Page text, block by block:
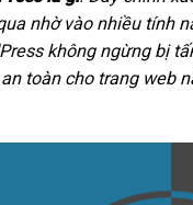
nhờ vào nhiều tính
không ngừng bị
toàn cho trang web